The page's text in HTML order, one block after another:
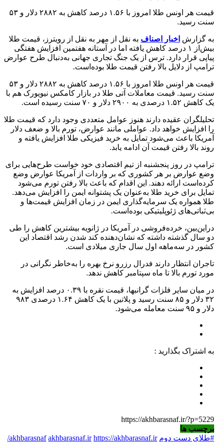
قیمت هر اونس طلا امروز با ۱.۵۶ درصد کاهش به ۲۸۸۲ دلار و ۵۳
سنت رسید.
به گزارش اخبار اصناف به نقل از مهر به نقل از رویترز، قیمت طلا
بیش‌از ۱ درصد کاهش یافته اما در آستانه هفتمین افزایش هفتگی
پیاپی قرار دارد. ترس از یک جنگ تجاری جهانی به‌دنبال طرح عوارض
ترامپ از دلایل بالا رفتن قیمت طلا بوده‌است.
قیمت هر اونس طلا امروز با ۱.۵۶ درصد کاهش به ۲۸۸۲ دلار و ۵۳
سنت رسید. قیمت معاملات آتی طلا در بازار کامکس نیویورک هم با
یک کاهش ۱.۵۲ درصدی به ۲۹۰۰ دلار و ۷۰ سنت رسیده است.
تحلیلگران عقیده دارند هنوز عوامل متعددی وجود دارد که قیمت طلا
را افزایش خواهد داد. عواملی مانند عوارض، تورم بالا و ضعف دلار
آمریکا باعث می‌شود تمایل به خرید فیزیکی طلا افزایش یافته و
روند بالا رفتن قیمت آن ادامه یابد.
ترامپ در روز پنجشنبه از تیم اقتصادی خود خواست طرح‌هایی برای
وضع عوارض بر هر کشوری که بر واردات از آمریکا عوارض وضع
کرده‌است ارائه دهند. این اقدام که باعث بالا رفتن تورم می‌شود
تمایل برای خرید طلا به‌عنوان یک پشتوانه ایمن را افزایش می‌دهد.
طلا همواره یک سرمایه‌گذاری ایمن در زمان افزایش قیمت‌ها و
بی‌ثباتی‌های ژئوپلیتیکی بوده‌است.
دراین‌بین، خرده‌فروشی در آمریکا در ژانویه بیشترین کاهش را طی
دو سال گذشته داشته که نشان‌دهنده کند شدن رشد اقتصاد این
کشور در سه‌ماهه اول سال جاری میلادی است.
تاجران انتظار دارند فدرال رزرو نرخ بهره را به‌خاطر نگرانی در
مورد تورم بالا تا ماه سپتامبر کاهش ندهد.
در میان سایر فلزات گرانبها، قیمت نقره با ۰.۳۹ درصد افزایش به
۳۲ دلار و ۸۵ سنت رسید و پلاتین با یک کاهش ۱.۶۴ درصدی ۹۸۳
دلار و ۹۵ سنت معامله می‌شود.
به اشتراک بگذارید :
https://akhbarasnaf.ir/?p=5229
برچسب ها
#طلای دست دوم
akhbarasnaf akhbarasnaf.ir https://akhbarasnaf.ir/